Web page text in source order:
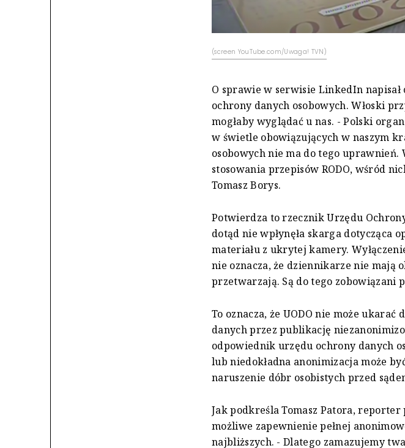
(screen YouTube.com/Uwaga! TVN)
O sprawie w serwisie LinkedIn napisał
ochrony danych osobowych. Włoski
mogłaby wyglądać u nas. - Polski
w świetle obowiązujących w naszym
osobowych nie ma do tego
stosowania przepisów RODO, wśród
Tomasz Borys.
Potwierdza to rzecznik Urzędu
dotąd nie wpłynęła skarga dotycząca
materiału z ukrytej kamery.
nie oznacza, że dziennikarze nie mają
przetwarzają. Są do tego zobowiązani
To oznacza, że UODO nie może
danych przez publikację
odpowiednik urzędu ochrony danych
lub niedokładna anonimizacja może
naruszenie dóbr osobistych przed
Jak podkreśla Tomasz Patora,
możliwe zapewnienie pełnej
najbliższych. - Dlatego zamazujemy